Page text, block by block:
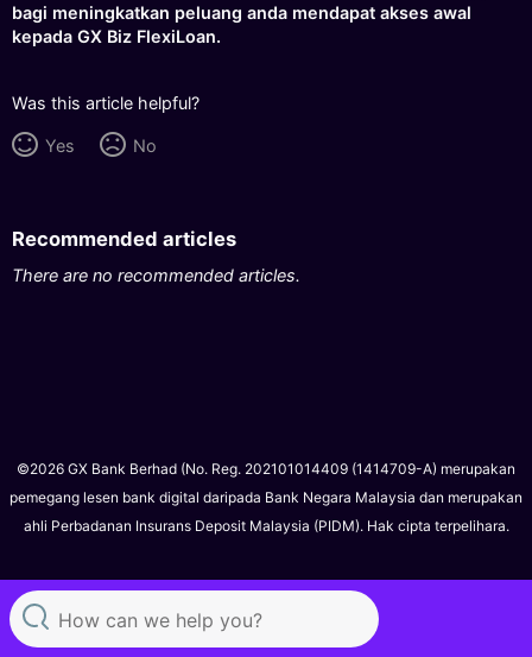
bagi meningkatkan peluang anda mendapat akses awal
kepada GX Biz FlexiLoan.
Was this article helpful?
Yes No
Recommended articles
There are no recommended articles.
©2026 GX Bank Berhad (No. Reg. 202101014409 (1414709-A) merupakan
pemegang lesen bank digital daripada Bank Negara Malaysia dan merupakan
ahli Perbadanan Insurans Deposit Malaysia (PIDM). Hak cipta terpelihara.